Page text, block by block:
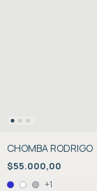
CHOMBA RODRIGO
$55.000,00
+1